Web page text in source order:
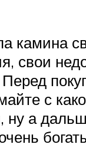
камина
свои
с
ну а